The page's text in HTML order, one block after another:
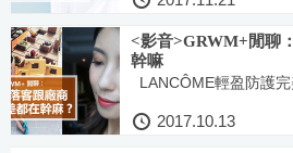
<影音>GRWM+閒聊
幹嘛
LANCÔME輕盈防護完
2017.10.13